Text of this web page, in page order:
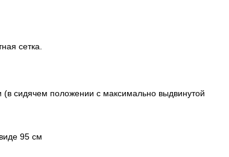
сетка.
сидячем положении с максимально выдвинутой
95 см